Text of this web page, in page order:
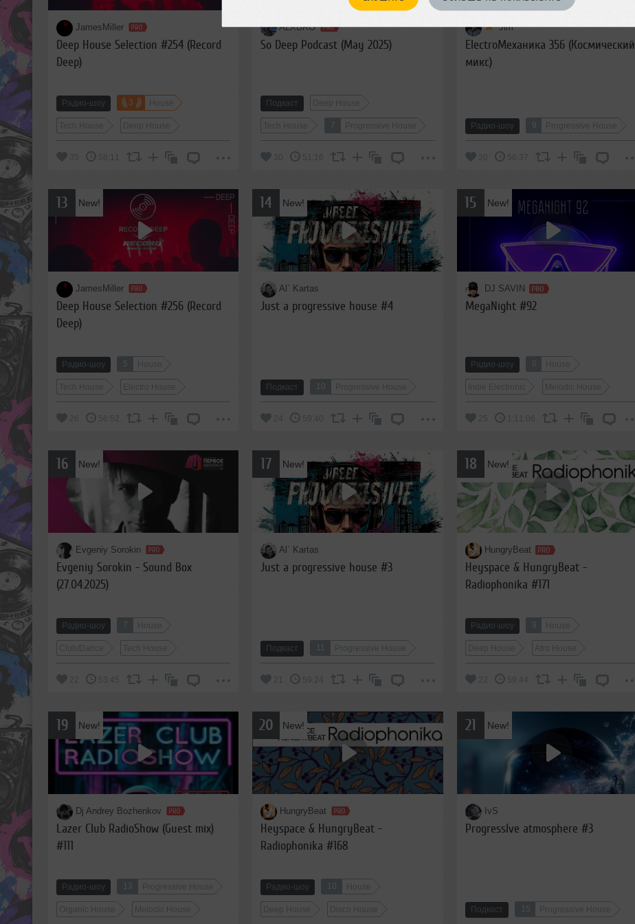
JamesMiller
Deep House Selection #254 (Record
Deep)
Радио-шоу 3 House
Tech House Deep House
35 58:11
ALXBRO
So Deep Podcast (May 2025)
Подкаст Deep House
Tech House 7 Progressive House
30 51:16
Jim
ElectroМеханика 356 (Космический
микс)
Радио-шоу 9 Progressive House
20 56:37
13 New!
JamesMiller
Deep House Selection #256 (Record
Deep)
Радио-шоу 5 House
Tech House Electro House
26 56:52
14 New!
Al` Kartas
Just a progressive house #4
Подкаст 10 Progressive House
24 59:40
15 New!
DJ SAVIN
MegaNight #92
Радио-шоу 6 House
Indie Electronic Melodic House
25 1:11:06
16 New!
Evgeniy Sorokin
Evgeniy Sorokin - Sound Box
(27.04.2025)
Радио-шоу 7 House
Club/Dance Tech House
22 53:45
17 New!
Al` Kartas
Just a progressive house #3
Подкаст 11 Progressive House
21 59:24
18 New!
HungryBeat
Heyspace & HungryBeat -
Radiophonika #171
Радио-шоу 9 House
Deep House Afro House
22 59:44
19 New!
Dj Andrey Bozhenkov
Lazer Club RadioShow (Guest mix)
#111
Радио-шоу 13 Progressive House
Organic House Melodic House
20 New!
HungryBeat
Heyspace & HungryBeat -
Radiophonika #168
Радио-шоу 10 House
Deep House Disco House
21 New!
IvS
ProgressIve atmosphere #3
Подкаст 15 Progressive House